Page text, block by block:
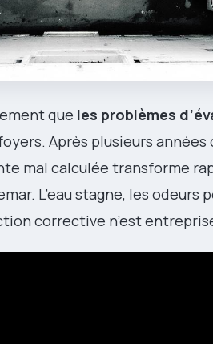
que les problèmes
Après plusieurs années
mal calculée transforme
L’eau stagne, les odeurs
corrective n’est